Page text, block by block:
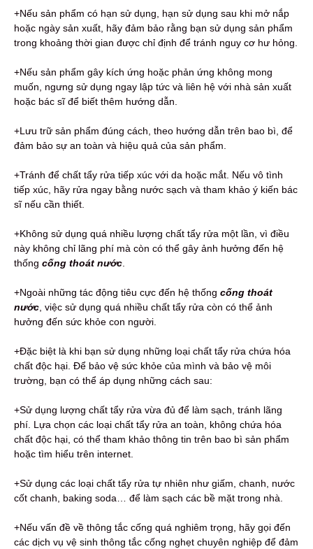
+Nếu sản phẩm có hạn sử dụng, hạn sử dụng sau khi mở nắp
hoặc ngày sản xuất, hãy đảm bảo rằng bạn sử dụng sản phẩm
trong khoảng thời gian được chỉ định để tránh nguy cơ hư hỏng.
+Nếu sản phẩm gây kích ứng hoặc phản ứng không mong
muốn, ngưng sử dụng ngay lập tức và liên hệ với nhà sản xuất
hoặc bác sĩ để biết thêm hướng dẫn.
+Lưu trữ sản phẩm đúng cách, theo hướng dẫn trên bao bì, để
đảm bảo sự an toàn và hiệu quả của sản phẩm.
+Tránh để chất tẩy rửa tiếp xúc với da hoặc mắt. Nếu vô tình
tiếp xúc, hãy rửa ngay bằng nước sạch và tham khảo ý kiến bác
sĩ nếu cần thiết.
+Không sử dụng quá nhiều lượng chất tẩy rửa một lần, vì điều
này không chỉ lãng phí mà còn có thể gây ảnh hưởng đến hệ
thống cống thoát nước
+Ngoài những tác động tiêu cực đến hệ thống cống thoát
nước , việc sử dụng quá nhiều chất tẩy rửa còn có thể ảnh
hưởng đến sức khỏe con người.
+Đặc biệt là khi bạn sử dụng những loại chất tẩy rửa chứa hóa
chất độc hại. Để bảo vệ sức khỏe của mình và bảo vệ môi
trường, bạn có thể áp dụng những cách sau:
+Sử dụng lượng chất tẩy rửa vừa đủ để làm sạch, tránh lãng
phí. Lựa chọn các loại chất tẩy rửa an toàn, không chứa hóa
chất độc hại, có thể tham khảo thông tin trên bao bì sản phẩm
hoặc tìm hiểu trên internet.
+Sử dụng các loại chất tẩy rửa tự nhiên như giấm, chanh, nước
cốt chanh, baking soda… để làm sạch các bề mặt trong nhà.
+Nếu vấn đề về thông tắc cống quá nghiêm trọng, hãy gọi đến
các dịch vụ vệ sinh thông tắc cống nghẹt chuyên nghiệp để đảm